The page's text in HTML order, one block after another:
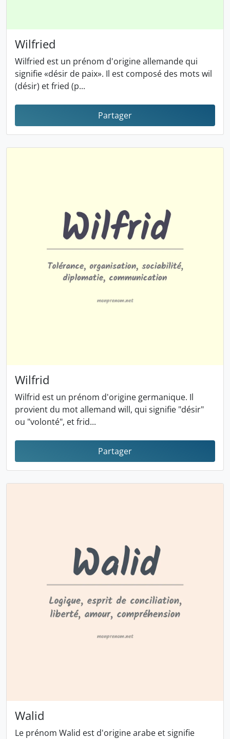
Wilfried
Wilfried est un prénom d'origine allemande qui
signifie «désir de paix». Il est composé des mots wil
(désir) et fried (p...
Partager
Wilfrid
Wilfrid est un prénom d'origine germanique. Il
provient du mot allemand will, qui signifie "désir"
ou "volonté", et frid...
Partager
Walid
Le prénom Walid est d'origine arabe et signifie